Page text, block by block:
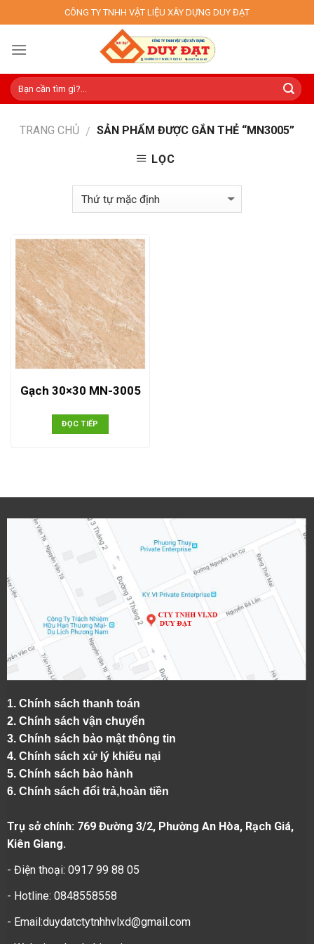
to
content
CÔNG TY TNHH VẬT LIỆU XÂY DỰNG DUY ĐẠT
TRANG CHỦ / SẢN PHẨM ĐƯỢC GẮN THẺ “MN3005”
LỌC
Gạch 30×30 MN-3005
ĐỌC TIẾP
1. Chính sách thanh toán
2. Chính sách vận chuyển
3. Chính sách bảo mật thông tin
4. Chính sách xử lý khiếu nại
5. Chính sách bảo hành
6. Chính sách đổi trả,hoàn tiền
Trụ sở chính: 769 Đường 3/2, Phường An Hòa, Rạch Giá,
Kiên Giang.
- Điện thoại: 0917 99 88 05
- Hotline: 0848558558
- Email:duydatctytnhhvlxd@gmail.com